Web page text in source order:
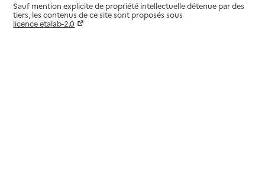
Sauf mention explicite de propriété intellectuelle détenue par des
tiers, les contenus de ce site sont proposés sous
licence etalab-2.0